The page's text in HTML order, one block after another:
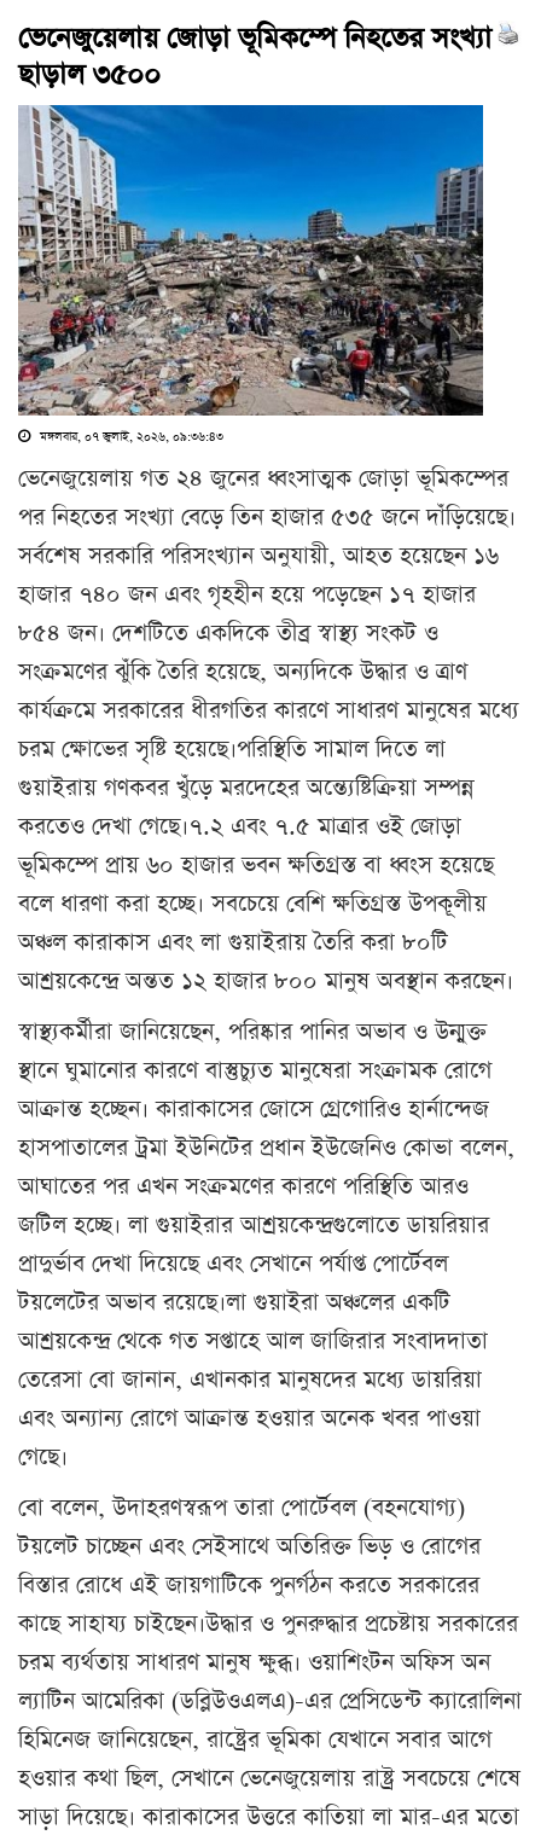
ভেনেজুয়েলায় জোড়া ভূমিকম্পে নিহতের সংখ্যা
ছাড়াল ৩৫০০
মঙ্গলবার, ০৭ জুলাই, ২০২৬, ০৯:৩৬:৪৩
ভেনেজুয়েলায় গত ২৪ জুনের ধ্বংসাত্মক জোড়া ভূমিকম্পের
পর নিহতের সংখ্যা বেড়ে তিন হাজার ৫৩৫ জনে দাঁড়িয়েছে।
সর্বশেষ সরকারি পরিসংখ্যান অনুযায়ী, আহত হয়েছেন ১৬
হাজার ৭৪০ জন এবং গৃহহীন হয়ে পড়েছেন ১৭ হাজার
৮৫৪ জন। দেশটিতে একদিকে তীব্র স্বাস্থ্য সংকট ও
সংক্রমণের ঝুঁকি তৈরি হয়েছে, অন্যদিকে উদ্ধার ও ত্রাণ
কার্যক্রমে সরকারের ধীরগতির কারণে সাধারণ মানুষের মধ্যে
চরম ক্ষোভের সৃষ্টি হয়েছে।পরিস্থিতি সামাল দিতে লা
গুয়াইরায় গণকবর খুঁড়ে মরদেহের অন্ত্যেষ্টিক্রিয়া সম্পন্ন
করতেও দেখা গেছে।৭.২ এবং ৭.৫ মাত্রার ওই জোড়া
ভূমিকম্পে প্রায় ৬০ হাজার ভবন ক্ষতিগ্রস্ত বা ধ্বংস হয়েছে
বলে ধারণা করা হচ্ছে। সবচেয়ে বেশি ক্ষতিগ্রস্ত উপকূলীয়
অঞ্চল কারাকাস এবং লা গুয়াইরায় তৈরি করা ৮০টি
আশ্রয়কেন্দ্রে অন্তত ১২ হাজার ৮০০ মানুষ অবস্থান করছেন।
স্বাস্থ্যকর্মীরা জানিয়েছেন, পরিষ্কার পানির অভাব ও উন্মুক্ত
স্থানে ঘুমানোর কারণে বাস্তুচ্যুত মানুষেরা সংক্রামক রোগে
আক্রান্ত হচ্ছেন। কারাকাসের জোসে গ্রেগোরিও হার্নান্দেজ
হাসপাতালের ট্রমা ইউনিটের প্রধান ইউজেনিও কোভা বলেন,
আঘাতের পর এখন সংক্রমণের কারণে পরিস্থিতি আরও
জটিল হচ্ছে। লা গুয়াইরার আশ্রয়কেন্দ্রগুলোতে ডায়রিয়ার
প্রাদুর্ভাব দেখা দিয়েছে এবং সেখানে পর্যাপ্ত পোর্টেবল
টয়লেটের অভাব রয়েছে।লা গুয়াইরা অঞ্চলের একটি
আশ্রয়কেন্দ্র থেকে গত সপ্তাহে আল জাজিরার সংবাদদাতা
তেরেসা বো জানান, এখানকার মানুষদের মধ্যে ডায়রিয়া
এবং অন্যান্য রোগে আক্রান্ত হওয়ার অনেক খবর পাওয়া
গেছে।
বো বলেন, উদাহরণস্বরূপ তারা পোর্টেবল (বহনযোগ্য)
টয়লেট চাচ্ছেন এবং সেইসাথে অতিরিক্ত ভিড় ও রোগের
বিস্তার রোধে এই জায়গাটিকে পুনর্গঠন করতে সরকারের
কাছে সাহায্য চাইছেন।উদ্ধার ও পুনরুদ্ধার প্রচেষ্টায় সরকারের
চরম ব্যর্থতায় সাধারণ মানুষ ক্ষুব্ধ। ওয়াশিংটন অফিস অন
ল্যাটিন আমেরিকা (ডব্লিউওএলএ)-এর প্রেসিডেন্ট ক্যারোলিনা
হিমিনেজ জানিয়েছেন, রাষ্ট্রের ভূমিকা যেখানে সবার আগে
হওয়ার কথা ছিল, সেখানে ভেনেজুয়েলায় রাষ্ট্র সবচেয়ে শেষে
সাড়া দিয়েছে। কারাকাসের উত্তরে কাতিয়া লা মার-এর মতো